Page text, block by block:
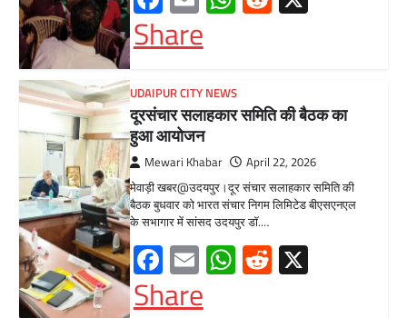
BLOG
मुख्यमंत्री का उदयपुर दौरा’मुख्यमंत्री
भजनलाल शर्मा ने उदयपुर जिले को दी
विभिन्न विकास कार्यों की सौगातें’’421
करोड़ रुपये के कार्यों का किया लोकार्पण एवं
शिलान्यास’’महत्वाकांक्षी जल परियोजनाओं
पर हो रहा तेजी से काम’
Mewari Khabar August 2, 2026
मेवाड़ी खबर@उदयपुर/जयपुर। मुख्यमंत्री भजनलाल शर्मा
ने कहा कि राज्य सरकार ने राजस्थान के विकास का
रोडमैप बनाया, जिसके तहत पानी,…
Facebook
EmailWhatsApp
Reddit
X
Share